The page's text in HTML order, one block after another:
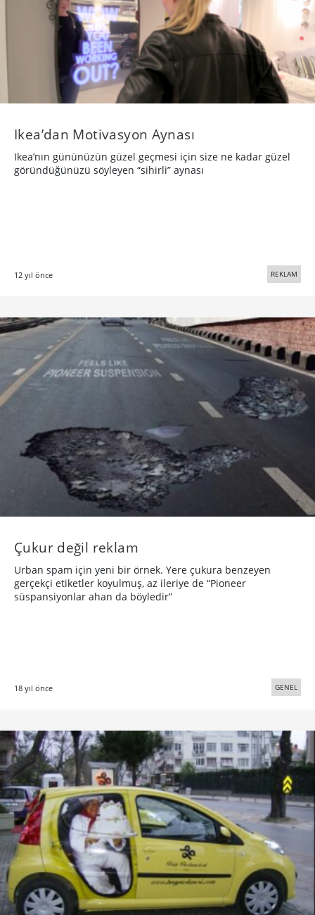
Ikea’dan Motivasyon Aynası
Ikea’nın gününüzün güzel geçmesi için size ne kadar güzel
göründüğünüzü söyleyen “sihirli” aynası
12 yıl önce REKLAM
Çukur değil reklam
Urban spam için yeni bir örnek. Yere çukura benzeyen
gerçekçi etiketler koyulmuş, az ileriye de “Pioneer
süspansiyonlar ahan da böyledir”
18 yıl önce GENEL